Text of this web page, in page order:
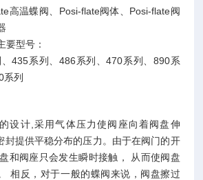
高温蝶阀、Posi-flate阀体、Posi-flate阀
要型号：
435系列、486系列、470系列、890系
系列
设计,采用气体压力使阀座向着阀盘伸
封提供平稳分布的压力。由于在阀门的开
和阀座只会发生瞬时接触， 从而使阀盘
相反，对于一般的蝶阀来说，阀盘擦过